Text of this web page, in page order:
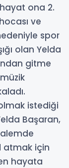
ona 2.
ve
spor
olan Yelda
gitme
istediği
Başaran,
atmak için
hayata